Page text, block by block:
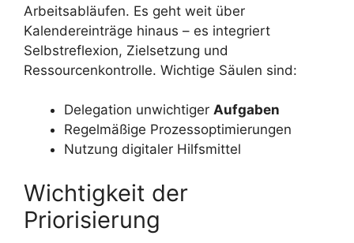
Arbeitsabläufen. Es geht weit über
Kalendereinträge hinaus – es integriert
Selbstreflexion, Zielsetzung und
Ressourcenkontrolle. Wichtige Säulen sind:
Delegation unwichtiger Aufgaben
Regelmäßige Prozessoptimierungen
Nutzung digitaler Hilfsmittel
Wichtigkeit der
Priorisierung